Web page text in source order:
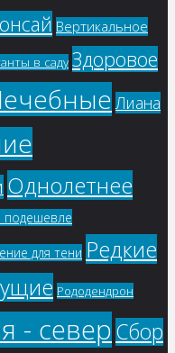
Вертикальное
в саду Здоровое
Лиана
Однолетнее
для тени Редкие
Рододендрон
- северСбор